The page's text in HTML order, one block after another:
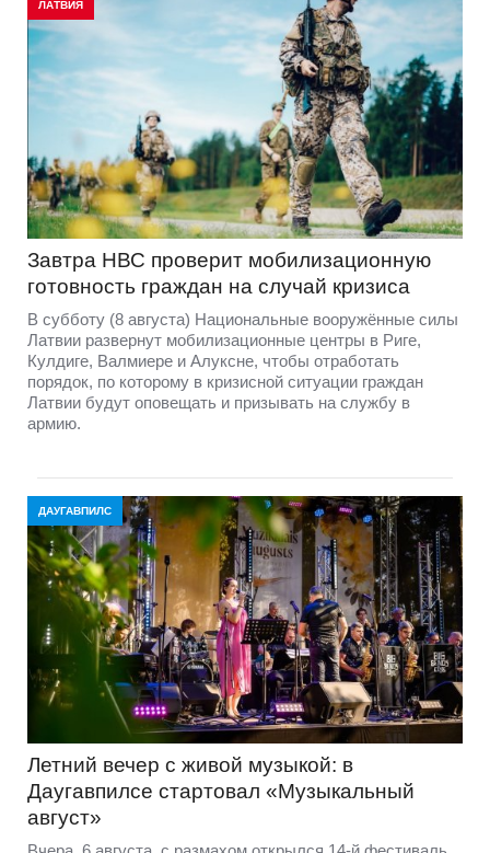
ЛАТВИЯ
Завтра НВС проверит мобилизационную
готовность граждан на случай кризиса
В субботу (8 августа) Национальные вооружённые силы
Латвии развернут мобилизационные центры в Риге,
Кулдиге, Валмиере и Алуксне, чтобы отработать
порядок, по которому в кризисной ситуации граждан
Латвии будут оповещать и призывать на службу в
армию.
ДАУГАВПИЛС
Летний вечер с живой музыкой: в
Даугавпилсе стартовал «Музыкальный
август»